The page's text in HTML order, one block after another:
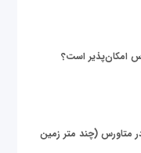
امکان‌پذیر است؟
دلاری در متاورس (چند متر زمین